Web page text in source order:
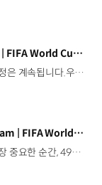
Forever 49th | 49th Team | FIFA World Cup 2026™
월드컵은 끝나지만, 우리의 여정은 계속됩니다.우리는 영원한 49번째 팀입니다. 자세히 보기 ▶ #Kia #InspirationConnectsUsAll #49thTeam #OMBC #FIFAWorldCup2026 유튜브 쇼츠 보기 >
Legends Verdict | 49th Team | FIFA World Cup 2026™
잊지 못할 여정을 돌아보며.가장 중요한 순간, 49번째 팀이 공을 건네며 완벽하게 임무를 해낸 그 순간을 함께 돌아봅니다. 자세히 보기 ▶ #Kia #InspirationConnectsUsAll #49thTeam #OMBC #FIFAWorldCup2026 유튜브 쇼츠 보기 >